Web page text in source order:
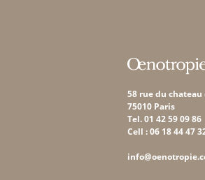
58 rue du chateau
75010 Paris
Tel. 01 42 59 09 86
Cell : 06 18 44 47